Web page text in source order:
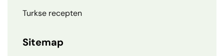
Turkse recepten
Sitemap